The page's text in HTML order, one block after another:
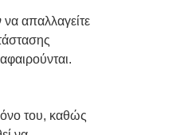
απαλλαγείτε
του, καθώς